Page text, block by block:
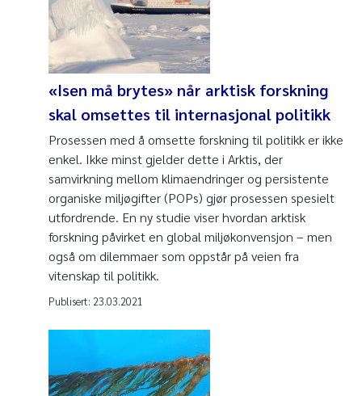
«Isen må brytes» når arktisk forskning
skal omsettes til internasjonal politikk
Prosessen med å omsette forskning til politikk er ikke
enkel. Ikke minst gjelder dette i Arktis, der
samvirkning mellom klimaendringer og persistente
organiske miljøgifter (POPs) gjør prosessen spesielt
utfordrende. En ny studie viser hvordan arktisk
forskning påvirket en global miljøkonvensjon – men
også om dilemmaer som oppstår på veien fra
vitenskap til politikk.
Publisert: 23.03.2021